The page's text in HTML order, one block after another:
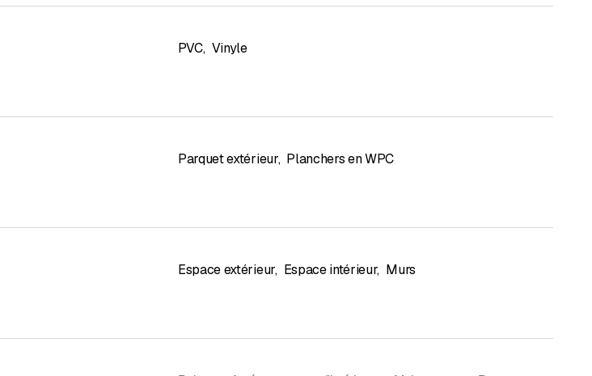
PVC, Vinyle
Parquet extérieur, Planchers en WPC
Espace extérieur, Espace intérieur, Murs